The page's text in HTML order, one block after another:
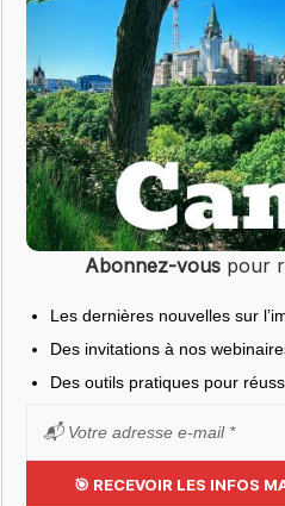
Abonnez-vouspour
Les dernières nouvelles sur
Des invitations à nos
Des outils pratiques pour